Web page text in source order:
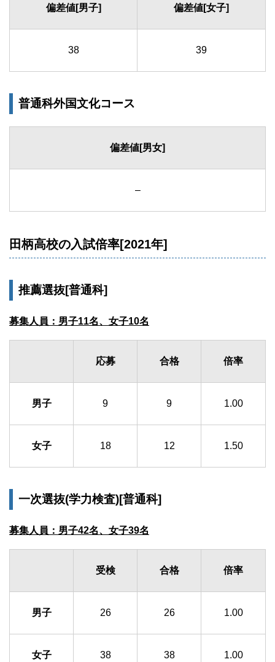
偏差値[男子] 偏差値[女子]
38 39
普通科外国文化コース
偏差値[男女]
–
田柄高校の入試倍率[2021年]
推薦選抜[普通科]
募集人員：男子11名、女子10名
応募 合格 倍率
男子 9 9 1.00
女子 18 12 1.50
一次選抜(学力検査)[普通科]
募集人員：男子42名、女子39名
受検 合格 倍率
男子 26 26 1.00
女子 38 38 1.00